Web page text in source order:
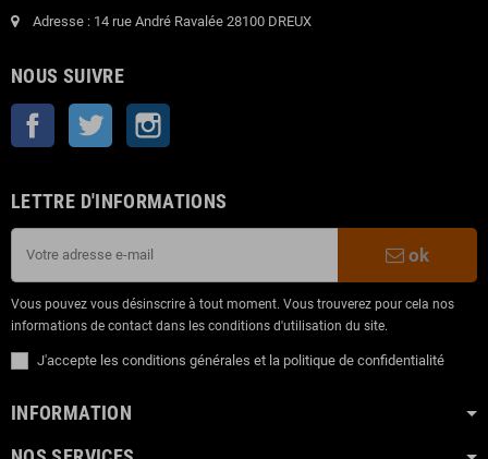
Adresse : 14 rue André Ravalée 28100 DREUX
NOUS SUIVRE
Facebook Twitter
LETTRE D'INFORMATIONS
ok
Vous pouvez vous désinscrire à tout moment. Vous trouverez pour cela nos
informations de contact dans les conditions d'utilisation du site.
J'accepte les conditions générales et la politique de confidentialité
INFORMATION